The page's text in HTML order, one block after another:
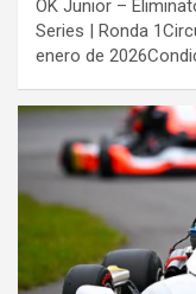
OK Junior –
Series | Ronda
enero de